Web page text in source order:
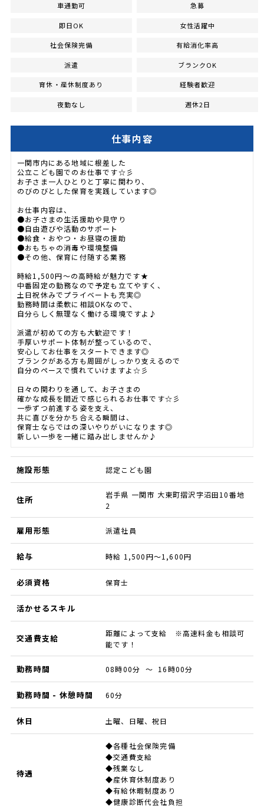
車通勤可 急募
即日OK 女性活躍中
社会保険完備 有給消化率高
派遣 ブランクOK
育休・産休制度あり 経験者歓迎
夜勤なし 週休2日
仕事内容
一関市内にある地域に根差した
公立こども園でのお仕事です☆彡
お子さま一人ひとりと丁寧に関わり、
のびのびとした保育を実践しています◎
お仕事内容は、
●お子さまの生活援助や見守り
●自由遊びや活動のサポート
●給食・おやつ・お昼寝の援助
●おもちゃの消毒や環境整備
●その他、保育に付随する業務
時給1,500円〜の高時給が魅力です★
中番固定の勤務なので予定も立てやすく、
土日祝休みでプライベートも充実◎
勤務時間は柔軟に相談OKなので、
自分らしく無理なく働ける環境ですよ♪
派遣が初めての方も大歓迎です！
手厚いサポート体制が整っているので、
安心してお仕事をスタートできます◎
ブランクがある方も周囲がしっかり支えるので
自分のペースで慣れていけますよ☆彡
日々の関わりを通して、お子さまの
確かな成長を間近で感じられるお仕事です☆彡
一歩ずつ前進する姿を支え、
共に喜びを分かち合える瞬間は、
保育士ならではの深いやりがいになります◎
新しい一歩を一緒に踏み出しませんか♪
施設形態 認定こども園
住所
岩手県 一関市 大東町摺沢字沼田10番地
2
雇用形態 派遣社員
給与 時給 1,500円～1,600円
必須資格 保育士
活かせるスキル
交通費支給
距離によって支給 ※高速料金も相談可
能です！
勤務時間 08時00分 ～ 16時00分
勤務時間 - 休憩時間 60分
休日 土曜、日曜、祝日
待遇
◆各種社会保険完備
◆交通費支給
◆残業なし
◆産休育休制度あり
◆有給休暇制度あり
◆健康診断代会社負担